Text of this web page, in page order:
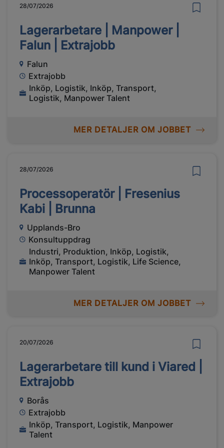
28/07/2026
Lagerarbetare | Manpower |
Falun | Extrajobb
Falun
Extrajobb
Inköp, Logistik, Inköp, Transport,
Logistik, Manpower Talent
MER DETALJER OM JOBBET
28/07/2026
Processoperatör | Fresenius
Kabi | Brunna
Upplands-Bro
Konsultuppdrag
Industri, Produktion, Inköp, Logistik,
Inköp, Transport, Logistik, Life Science,
Manpower Talent
MER DETALJER OM JOBBET
20/07/2026
Lagerarbetare till kund i Viared |
Extrajobb
Borås
Extrajobb
Inköp, Transport, Logistik, Manpower
Talent